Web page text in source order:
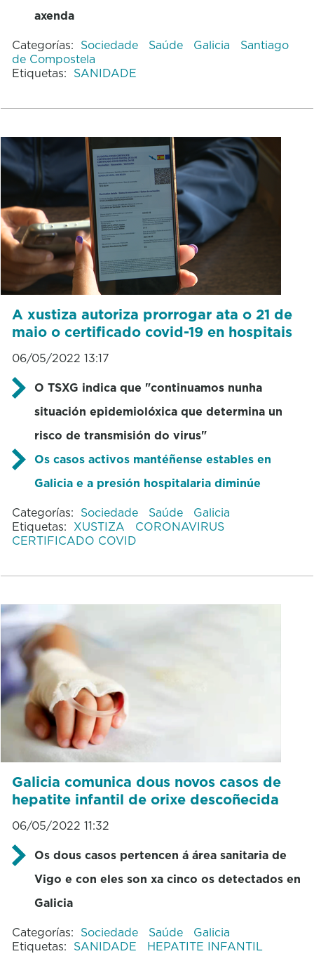
axenda
Categorías: Sociedade Saúde Galicia
Santiago
de Compostela
Etiquetas: SANIDADE
A xustiza autoriza prorrogar ata o 21 de
maio o certificado covid-19 en hospitais
06/05/2022 13:17
O TSXG indica que "continuamos nunha
situación epidemiolóxica que determina un
risco de transmisión do virus"
Os casos activos mantéñense estables en
Galicia e a presión hospitalaria diminúe
Categorías: Sociedade Saúde
Galicia
Etiquetas: XUSTIZA
CORONAVIRUS
CERTIFICADO COVID
Galicia comunica dous novos casos de
hepatite infantil de orixe descoñecida
06/05/2022 11:32
Os dous casos pertencen á área sanitaria de
Vigo e con eles son xa cinco os detectados en
Galicia
Categorías: Sociedade Saúde
Galicia
Etiquetas: SANIDADE HEPATITE INFANTIL